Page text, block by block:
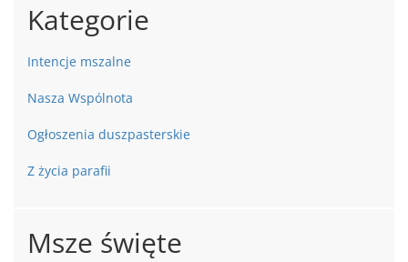
Kategorie
Intencje mszalne
Nasza Wspólnota
Ogłoszenia duszpasterskie
Z życia parafii
Msze święte